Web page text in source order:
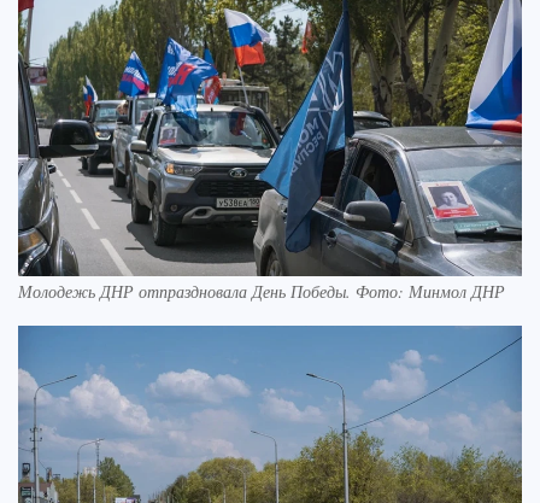
Молодежь ДНР отпраздновала День Победы. Фото: Минмол ДНР